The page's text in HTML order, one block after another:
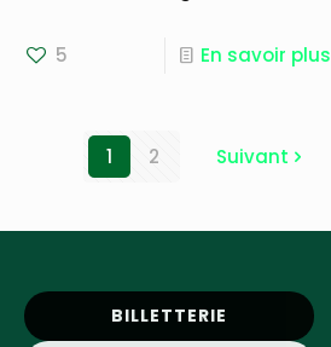
5 En savoir plus
1 2 Suivant
BILLETTERIE